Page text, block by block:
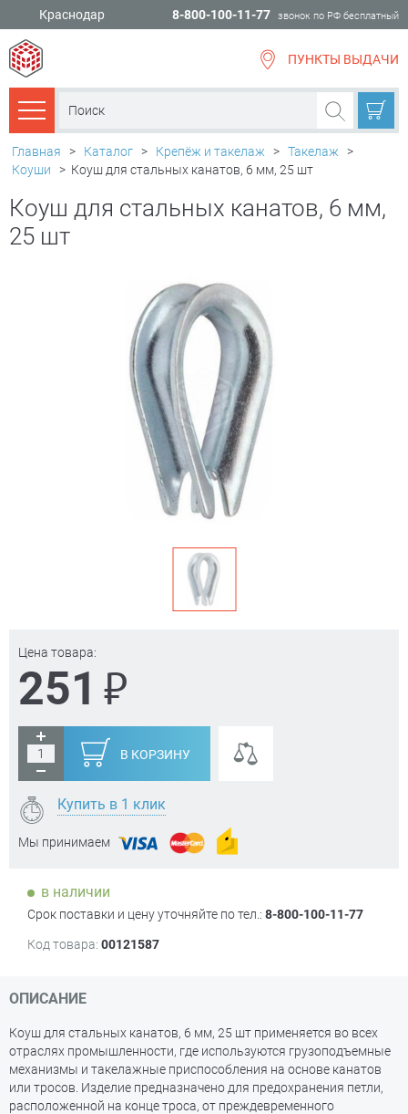
Краснодар 8-800-100-11-77 звонок по РФ бесплатный
ПУНКТЫ ВЫДАЧИ
Каталог товаров
Главная > Каталог > Крепёж и такелаж > Такелаж
>
Коуши
> Коуш для стальных канатов, 6 мм, 25 шт
Коуш для стальных канатов, 6 мм,
25 шт
Цена товара:
251 ₽
В КОРЗИНУ
Купить в 1 клик
Мы принимаем
в наличии
Срок поставки и цену уточняйте по тел.: 8-800-100-11-77
Код товара: 00121587
ОПИСАНИЕ
Коуш для стальных канатов, 6 мм, 25 шт применяется во всех
отраслях промышленности, где используются грузоподъемные
механизмы и такелажные приспособления на основе канатов
или тросов. Изделие предназначено для предохранения петли,
расположенной на конце троса, от преждевременного